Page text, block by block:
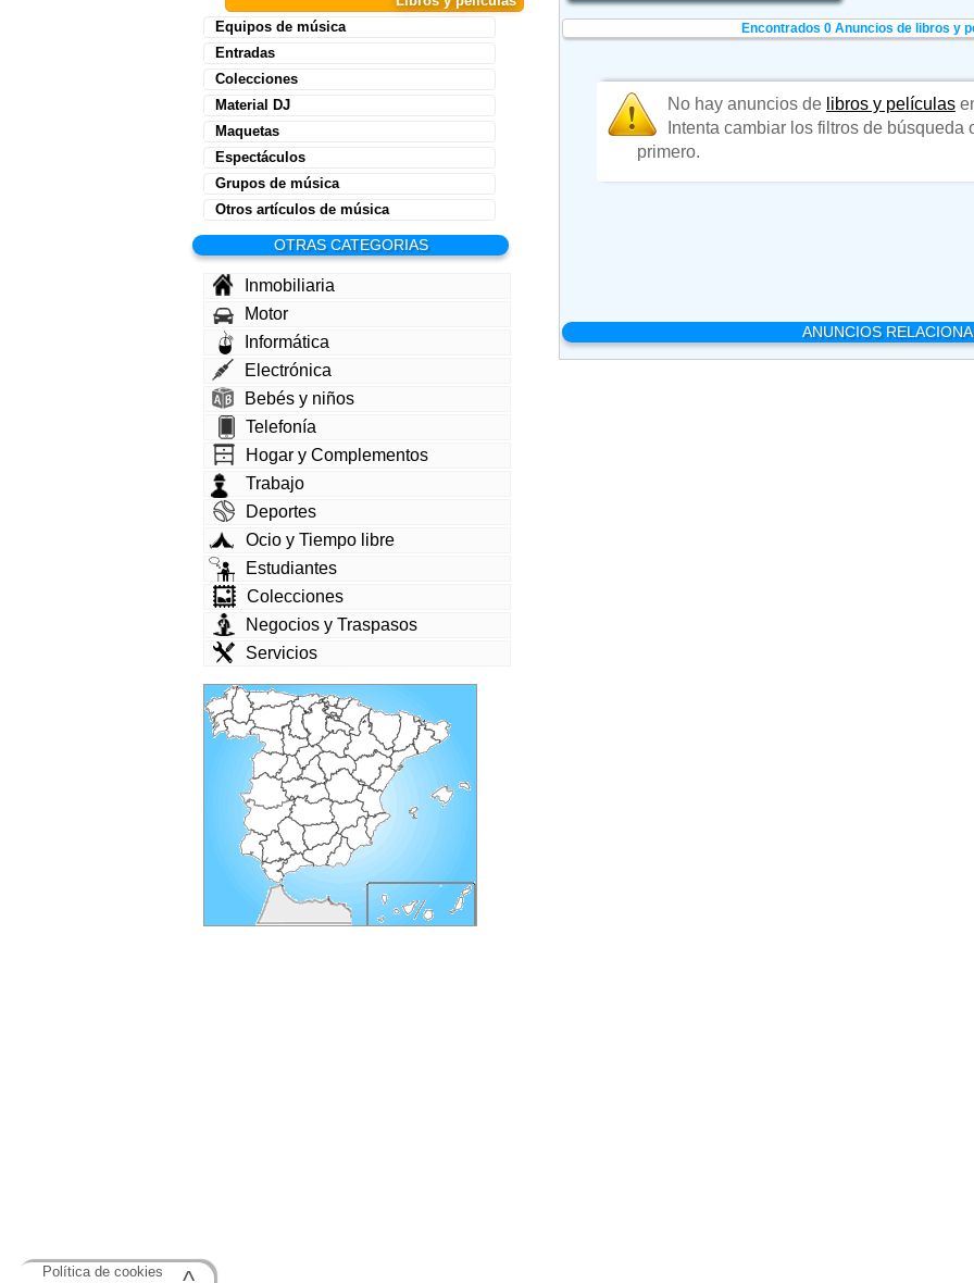
Equipos de música
Entradas
Colecciones
Material DJ
Maquetas
Espectáculos
Grupos de música
Otros artículos de música
OTRAS CATEGORIAS
Inmobiliaria
Motor
Informática
Electrónica
Bebés y niños
Telefonía
Hogar y Complementos
Trabajo
Deportes
Ocio y Tiempo libre
Estudiantes
Colecciones
Negocios y Traspasos
Servicios
Encontrados 0Anuncios de libros y
No hay anuncios de libros y películas
Intenta cambiar los filtros de búsqueda
primero.
ANUNCIOS
Política de cookies